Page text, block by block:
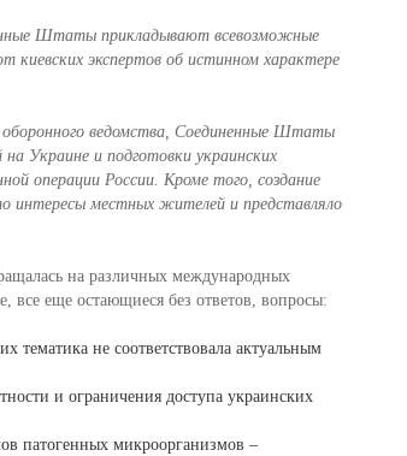
Штаты прикладывают всевозможные
экспертов об истинном характере
оборонного ведомства, Соединенные Штаты
Украине и подготовки украинских
операции России. Кроме того, создание
интересы местных жителей и представляло
на различных международных
еще остающиеся без ответов, вопросы:
тематика не соответствовала актуальным
и ограничения доступа украинских
патогенных микроорганизмов –